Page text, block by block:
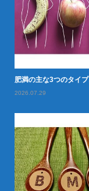
肥満の主な3つのタイプ
2026.07.29